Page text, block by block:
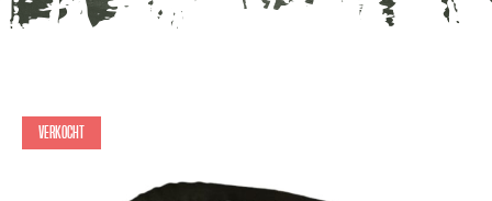
Verkocht